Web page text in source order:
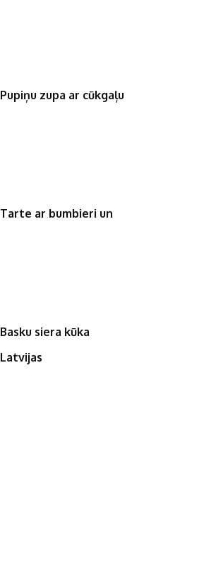
Pupiņu zupa ar cūkgaļu
Tarte ar bumbieri un
Basku siera kūka
Latvijas